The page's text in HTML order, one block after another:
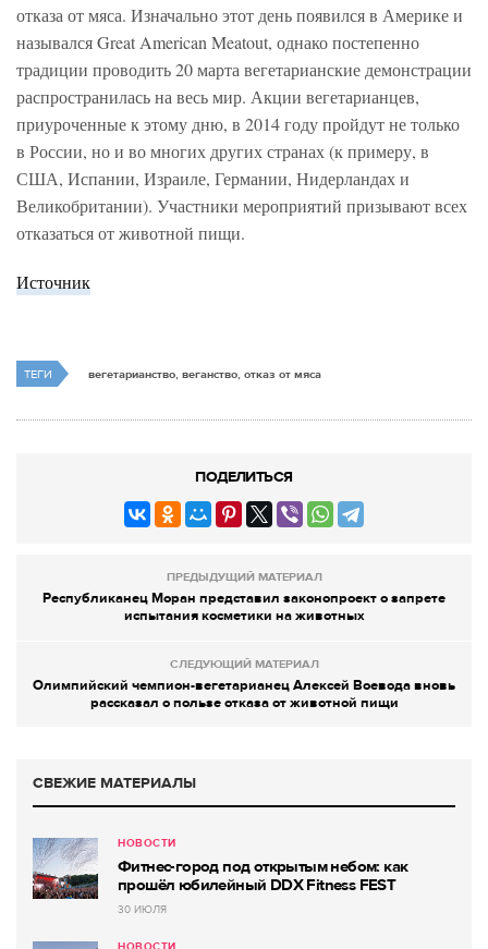
отказа от мяса. Изначально этот день появился в Америке и
назывался Great American Meatout, однако постепенно
традиции проводить 20 марта вегетарианские демонстрации
распространилась на весь мир. Акции вегетарианцев,
приуроченные к этому дню, в 2014 году пройдут не только
в России, но и во многих других странах (к примеру, в
США, Испании, Израиле, Германии, Нидерландах и
Великобритании). Участники мероприятий призывают всех
отказаться от животной пищи.
Источник
ТЕГИ вегетарианство, веганство, отказ от мяса
ПОДЕЛИТЬСЯ
ПРЕДЫДУЩИЙ МАТЕРИАЛ
Республиканец Моран представил законопроект о запрете
испытания косметики на животных
СЛЕДУЮЩИЙ МАТЕРИАЛ
Олимпийский чемпион-вегетарианец Алексей Воевода вновь
рассказал о пользе отказа от животной пищи
СВЕЖИЕ МАТЕРИАЛЫ
НОВОСТИ
Фитнес-город под открытым небом: как
прошёл юбилейный DDX Fitness FEST
30 ИЮЛЯ
НОВОСТИ